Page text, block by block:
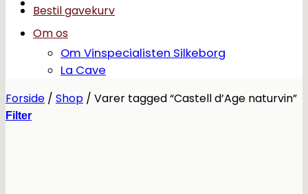
Bestil gavekurv
Om os
Om Vinspecialisten Silkeborg
La Cave
Forside / Shop / Varer tagged “Castell d’Age naturvin”
Filter